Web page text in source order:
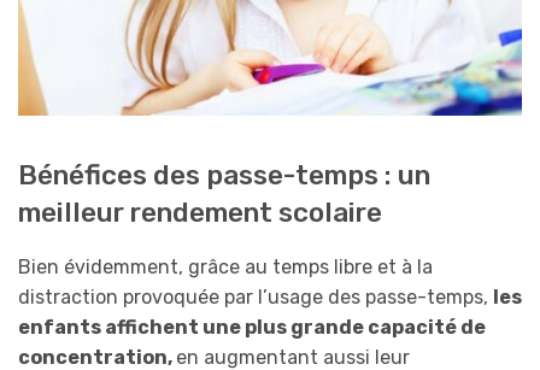
Bénéfices des passe-temps : un
meilleur rendement scolaire
Bien évidemment, grâce au temps libre et à la
distraction provoquée par l’usage des passe-temps, les
enfants affichent une plus grande capacité de
concentration, en augmentant aussi leur